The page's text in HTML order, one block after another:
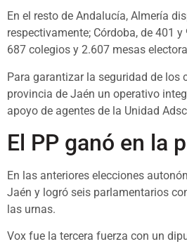
En el resto de Andalucía, Almería
respectivamente; Córdoba, de 401
687 colegios y 2.607 mesas
Para garantizar la seguridad de
provincia de Jaén un operativo
apoyo de agentes de la Unidad
El PP ganó en la
En las anteriores elecciones
Jaén y logró seis parlamentarios
las urnas.
Vox fue la tercera fuerza con un